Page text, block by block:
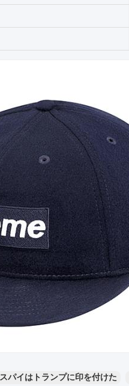
スパイはトランプに印を付けた